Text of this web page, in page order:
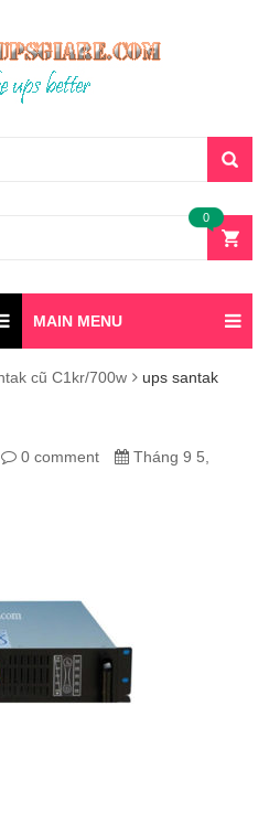
0
MAIN MENU
cũ C1kr/700w
ups santak
0 comment
Tháng 9 5,